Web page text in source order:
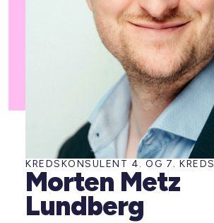
KREDSKONSULENT 4. OG 7. KREDS
Morten Metz
Lundberg